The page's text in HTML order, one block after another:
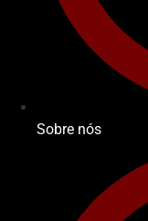
Sobre nós